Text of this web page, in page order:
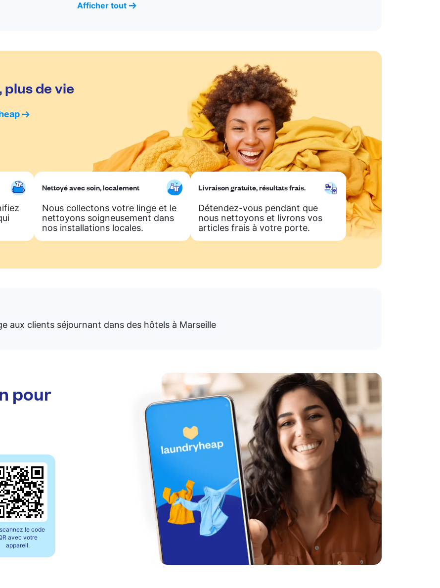
Afficher tout
plus de vie
Nettoyé avec soin, localement
Nous collectons votre linge et le
nettoyons soigneusement dans
nos installations locales.
Livraison gratuite, résultats frais.
Détendez-vous pendant que
nous nettoyons et livrons vos
articles frais à votre porte.
aux clients séjournant dans des hôtels à Marseille
pour
le code
avec votre
appareil.